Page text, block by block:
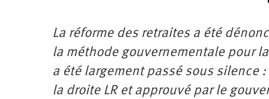
La réforme des retraites a été
la méthode gouvernementale pour
a été largement passé sous silence
la droite LR et approuvé par le